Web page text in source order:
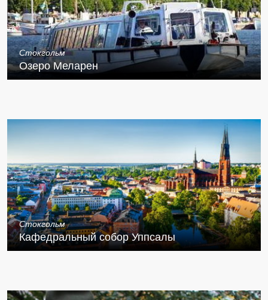
Стокгольм
Озеро Меларен
Стокгольм
Кафедральный собор Уппсалы